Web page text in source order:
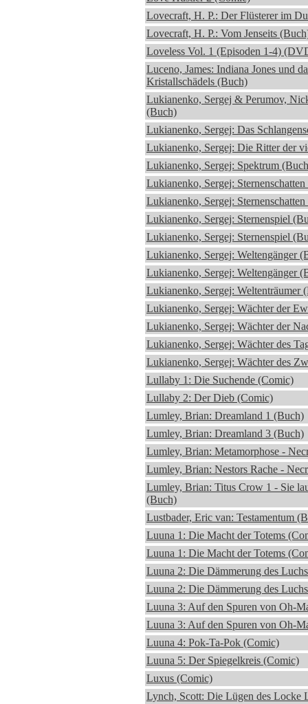
Lovecraft, H. P.: Der Flüsterer im
Lovecraft, H. P.: Vom Jenseits
Loveless Vol. 1 (Episoden 1-4)
Luceno, James: Indiana Jones und
Kristallschädels (Buch)
Lukianenko, Sergej & Perumov,
(Buch)
Lukianenko, Sergej: Das
Lukianenko, Sergej: Die Ritter der
Lukianenko, Sergej: Spektrum
Lukianenko, Sergej:
Lukianenko, Sergej:
Lukianenko, Sergej: Sternenspiel
Lukianenko, Sergej: Sternenspiel
Lukianenko, Sergej: Weltengänger
Lukianenko, Sergej: Weltengänger
Lukianenko, Sergej: Weltenträumer
Lukianenko, Sergej: Wächter der
Lukianenko, Sergej: Wächter der
Lukianenko, Sergej: Wächter des
Lukianenko, Sergej: Wächter des
Lullaby 1: Die Suchende (Comic)
Lullaby 2: Der Dieb (Comic)
Lumley, Brian: Dreamland 1 (Buch)
Lumley, Brian: Dreamland 3 (Buch)
Lumley, Brian: Metamorphose -
Lumley, Brian: Nestors Rache -
Lumley, Brian: Titus Crow 1 - Sie
(Buch)
Lustbader, Eric van: Testamentum
Luuna 1: Die Macht der Totems
Luuna 1: Die Macht der Totems
Luuna 2: Die Dämmerung des
Luuna 2: Die Dämmerung des
Luuna 3: Auf den Spuren von Oh-
Luuna 3: Auf den Spuren von Oh-
Luuna 4: Pok-Ta-Pok (Comic)
Luuna 5: Der Spiegelkreis (Comic)
Luxus (Comic)
Lynch, Scott: Die Lügen des Locke